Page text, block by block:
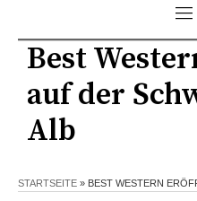
Best
auf der
Alb
STARTSEITE » BEST WESTERN